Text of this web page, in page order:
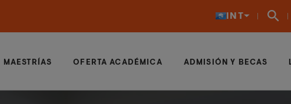
INT
MAESTRÍAS OFERTA ACADÉMICA ADMISIÓN Y BECAS